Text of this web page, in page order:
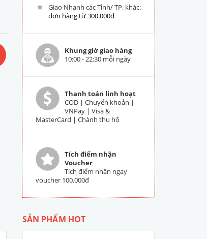
Giao Nhanh các Tỉnh/ TP. khác:
đơn hàng từ 300.000đ
Khung giờ giao hàng
10:00 - 22:30 mỗi ngày
Thanh toán linh hoạt
COD | Chuyển khoản |
VNPay | Visa &
MasterCard | Chành thu hộ
Tích điểm nhận
Voucher
Tích điểm nhận ngay
voucher 100.000đ
SẢN PHẨM HOT